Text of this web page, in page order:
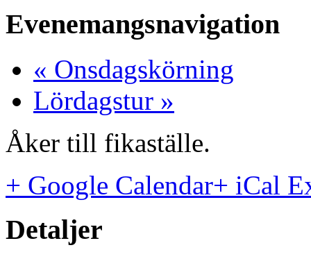
Evenemangsnavigation
« Onsdagskörning
Lördagstur »
Åker till fikaställe.
+ Google Calendar+ iCal
Detaljer